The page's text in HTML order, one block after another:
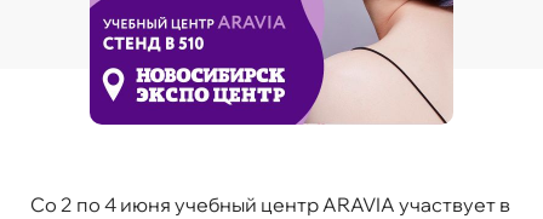
Cо 2 по 4 июня учебный центр ARAVIA участвует в